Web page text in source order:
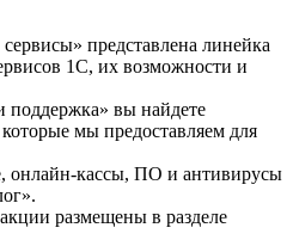
представлена линейка
1С, их возможности и
поддержка» вы найдете
мы предоставляем для
онлайн-кассы, ПО и антивирусы
размещены в разделе